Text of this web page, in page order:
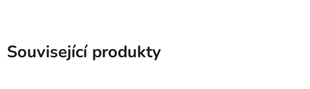
Související produkty